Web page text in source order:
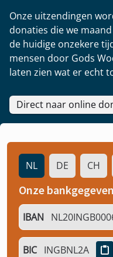
Onze uitzendingen
donaties die we
de huidige onzekere
mensen door Gods
laten zien wat er echt
Direct naar online
NL DE CH
Onze
IBAN
BIC INGBNL2A